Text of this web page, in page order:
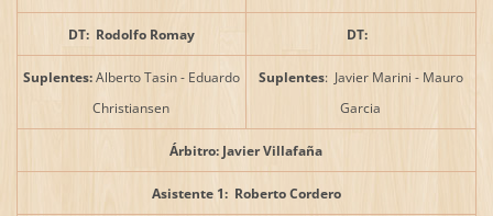
DT: Rodolfo Romay DT:
Suplentes:Alberto Tasin - Eduardo
Christiansen
Suplentes: Javier Marini - Mauro
Garcia
Árbitro: Javier Villafaña
Asistente 1: Roberto Cordero